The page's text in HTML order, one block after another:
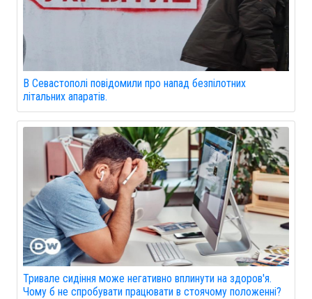
В Севастополі повідомили про напад безпілотних
літальних апаратів.
Тривале сидіння може негативно вплинути на здоров'я.
Чому б не спробувати працювати в стоячому положенні?